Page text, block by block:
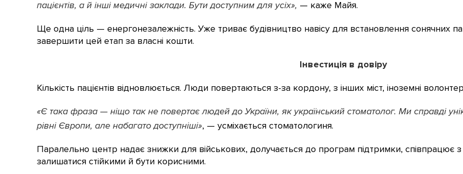
пацієнтів, а й інші медичні заклади. Бути доступним для усіх», — каже Майя.
Ще одна ціль — енергонезалежність. Уже триває будівництво навісу для встановлення сонячних
завершити цей етап за власні кошти.
Інвестиція в довіру
Кількість пацієнтів відновлюється. Люди повертаються з-за кордону, з інших міст, іноземні волонтери
«Є така фраза — ніщо так не повертає людей до України, як український стоматолог. Ми справді
рівні Європи, але набагато доступніші», — усміхається стоматологиня.
Паралельно центр надає знижки для військових, долучається до програм підтримки, співпрацює
залишатися стійкими й бути корисними.